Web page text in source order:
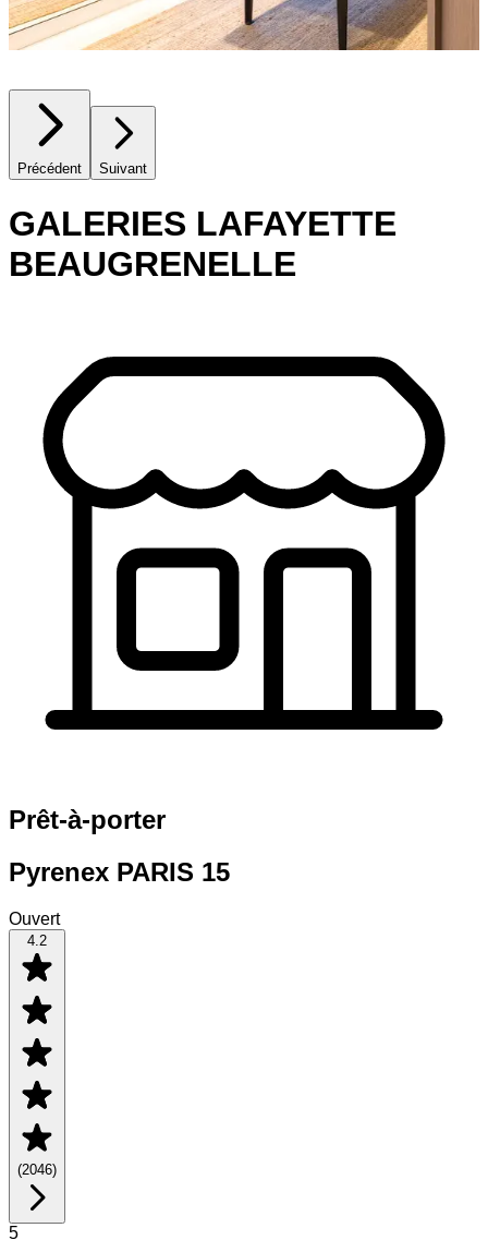
Précédent Suivant
GALERIES LAFAYETTE
BEAUGRENELLE
Prêt-à-porter
Pyrenex PARIS 15
Ouvert
4.2
(2046)
5